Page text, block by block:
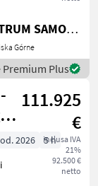
MGC CENTRUM SAMOCHODOW DOSTAWCZYCH
Górne
Plus
111.925
€
inclusa IVA
21%
92.500 €
netto
2026
5 h